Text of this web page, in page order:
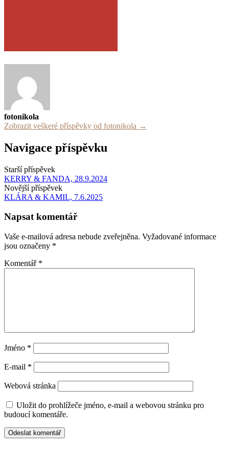
fotonikola
Zobrazit veškeré příspěvky od fotonikola →
Navigace příspěvku
Starší příspěvek
KERRY & FANDA, 28.9.2024
Novější příspěvek
KLÁRA & KAMIL, 7.6.2025
Napsat komentář
Vaše e-mailová adresa nebude zveřejněna. Vyžadované informace
jsou označeny *
Komentář *
Jméno *
E-mail *
Webová stránka
Uložit do prohlížeče jméno, e-mail a webovou stránku pro
budoucí komentáře.